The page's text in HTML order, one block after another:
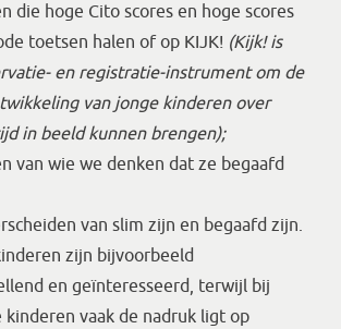
die hoge Cito scores en hoge scores
toetsen halen of op KIJK! (Kijk! is
en registratie-instrument om de
van jonge kinderen over
in beeld kunnen brengen);
van wie we denken dat ze begaafd
van slim zijn en begaafd zijn.
zijn bijvoorbeeld
en geïnteresseerd, terwijl bij
kinderen vaak de nadruk ligt op